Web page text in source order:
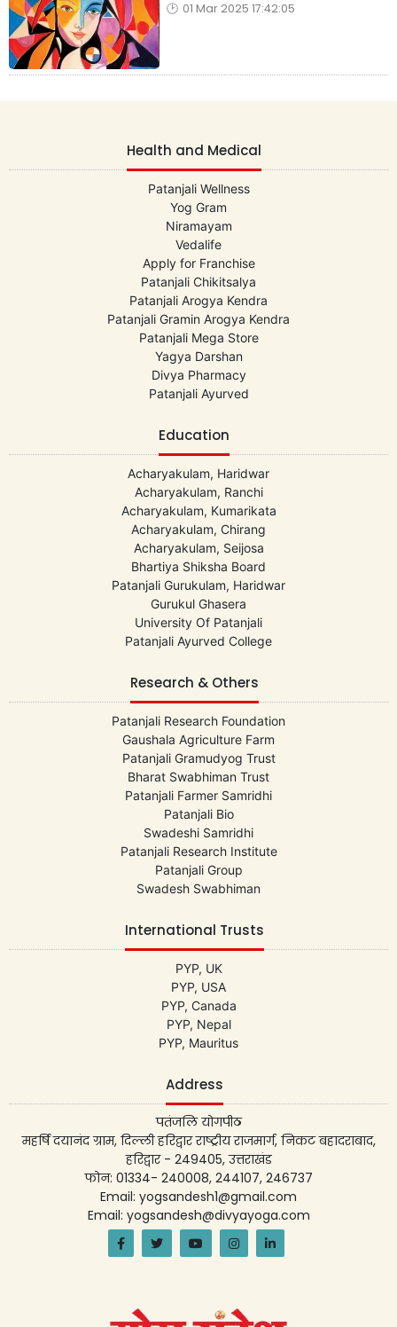
01 Mar 2025 17:42:05
Health and Medical
Patanjali Wellness
Yog Gram
Niramayam
Vedalife
Apply for Franchise
Patanjali Chikitsalya
Patanjali Arogya Kendra
Patanjali Gramin Arogya Kendra
Patanjali Mega Store
Yagya Darshan
Divya Pharmacy
Patanjali Ayurved
Education
Acharyakulam, Haridwar
Acharyakulam, Ranchi
Acharyakulam, Kumarikata
Acharyakulam, Chirang
Acharyakulam, Seijosa
Bhartiya Shiksha Board
Patanjali Gurukulam, Haridwar
Gurukul Ghasera
University Of Patanjali
Patanjali Ayurved College
Research & Others
Patanjali Research Foundation
Gaushala Agriculture Farm
Patanjali Gramudyog Trust
Bharat Swabhiman Trust
Patanjali Farmer Samridhi
Patanjali Bio
Swadeshi Samridhi
Patanjali Research Institute
Patanjali Group
Swadesh Swabhiman
International Trusts
PYP, UK
PYP, USA
PYP, Canada
PYP, Nepal
PYP, Mauritus
Address
पतंजलि योगपीठ
महर्षि दयानंद ग्राम, दिल्ली हरिद्वार राष्ट्रीय राजमार्ग, निकट बहादराबाद,
हरिद्वार - 249405, उत्तराखंड
फोन: 01334- 240008, 244107, 246737
Email: yogsandesh1@gmail.com
Email: yogsandesh@divyayoga.com